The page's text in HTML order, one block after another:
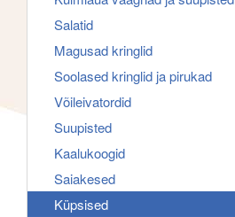
Salatid
Magusad kringlid
Soolased kringlid ja pirukad
Võileivatordid
Suupisted
Kaalukoogid
Saiakesed
Küpsised